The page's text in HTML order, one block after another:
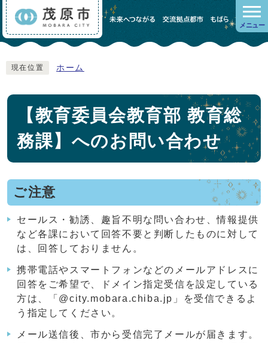
メニュー
現在位置 ホーム
【教育委員会教育部 教育総
務課】へのお問い合わせ
ご注意
セールス・勧誘、趣旨不明な問い合わせ、情報提供
など各課において回答不要と判断したものに対して
は、回答しておりません。
携帯電話やスマートフォンなどのメールアドレスに
回答をご希望で、ドメイン指定受信を設定している
方は、「@city.mobara.chiba.jp」を受信できるよ
う指定してください。
メール送信後、市から受信完了メールが届きます。